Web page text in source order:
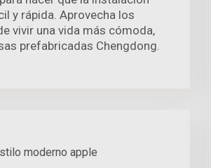
y rápida. Aprovecha los
vivir una vida más cómoda,
prefabricadas Chengdong.
moderno apple